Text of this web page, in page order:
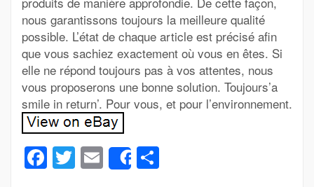
nous garantissons toujours la meilleure qualité
possible. L’état de chaque article est précisé afin
que vous sachiez exactement où vous en êtes. Si
elle ne répond toujours pas à vos attentes, nous
vous proposerons une bonne solution. Toujours’a
smile in return’. Pour vous, et pour l’environnement.
Facebook
Twitter
Email
Share